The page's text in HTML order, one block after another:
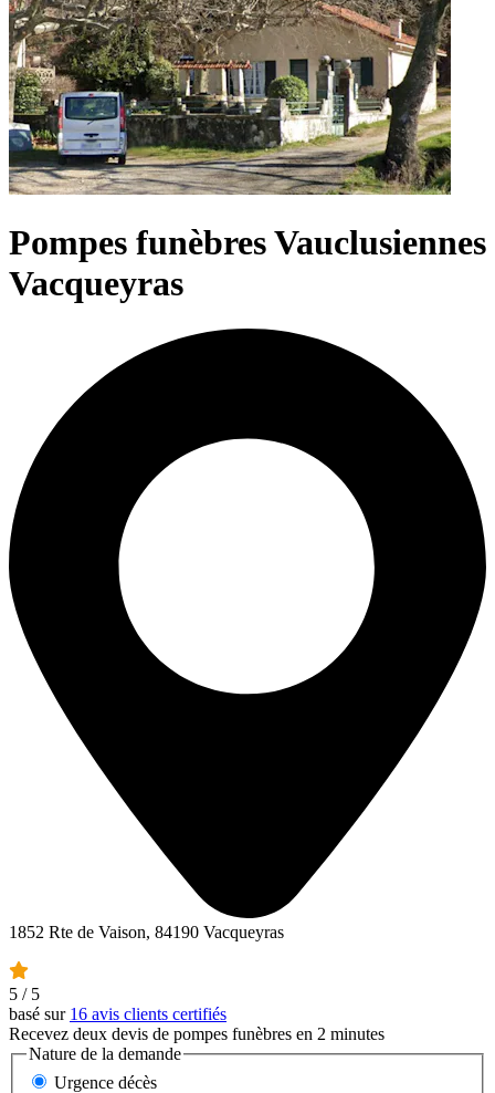
Pompes funèbres Vauclusiennes
Vacqueyras
1852 Rte de Vaison, 84190 Vacqueyras
5 / 5
basé sur 16 avis clients certifiés
Recevez deux devis de pompes funèbres en 2 minutes
Nature de la demande
Urgence décès